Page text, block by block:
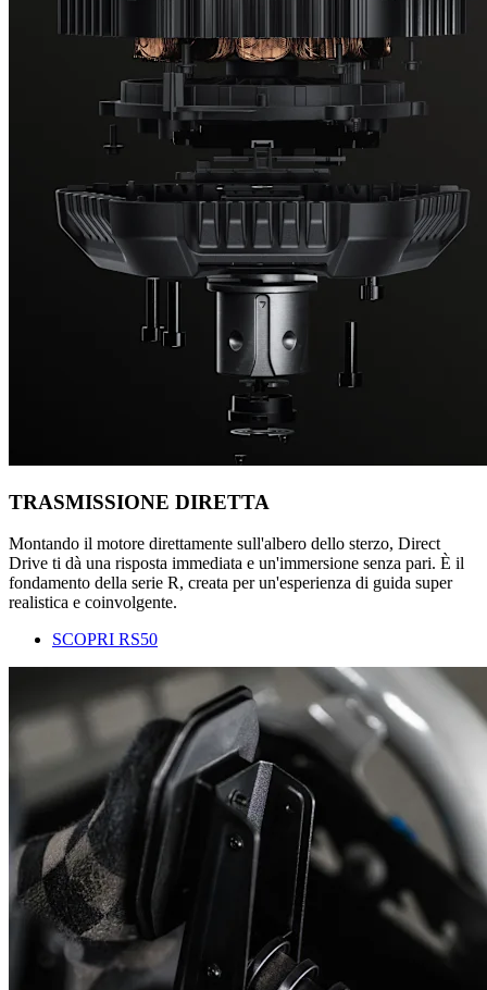
TRASMISSIONE DIRETTA
Montando il motore direttamente sull'albero dello sterzo, Direct
Drive ti dà una risposta immediata e un'immersione senza pari. È il
fondamento della serie R, creata per un'esperienza di guida super
realistica e coinvolgente.
SCOPRI RS50